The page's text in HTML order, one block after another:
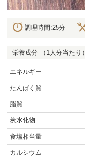
調理時間:25分
栄養成分 （1人分当たり）
エネルギー
たんぱく質
脂質
炭水化物
食塩相当量
カルシウム